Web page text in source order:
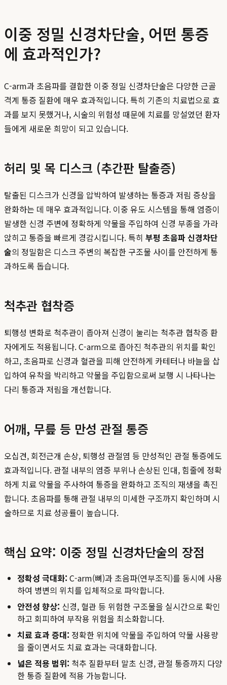
이중 정밀 신경차단술, 어떤 통증
에 효과적인가?
C-arm과 초음파를 결합한 이중 정밀 신경차단술은 다양한 근골
격계 통증 질환에 매우 효과적입니다. 특히 기존의 치료법으로 효
과를 보지 못했거나, 시술의 위험성 때문에 치료를 망설였던 환자
들에게 새로운 희망이 되고 있습니다.
허리 및 목 디스크 (추간판 탈출증)
탈출된 디스크가 신경을 압박하여 발생하는 통증과 저림 증상을
완화하는 데 매우 효과적입니다. 이중 유도 시스템을 통해 염증이
발생한 신경 주변에 정확하게 약물을 주입하여 신경 부종을 가라
앉히고 통증을 빠르게 경감시킵니다. 특히 부평 초음파 신경차단
술의 정밀함은 디스크 주변의 복잡한 구조물 사이를 안전하게 통
과하도록 돕습니다.
척추관 협착증
퇴행성 변화로 척추관이 좁아져 신경이 눌리는 척추관 협착증 환
자에게도 적용됩니다. C-arm으로 좁아진 척추관의 위치를 확인
하고, 초음파로 신경과 혈관을 피해 안전하게 카테터나 바늘을 삽
입하여 유착을 박리하고 약물을 주입함으로써 보행 시 나타나는
다리 통증과 저림을 개선합니다.
어깨, 무릎 등 만성 관절 통증
오십견, 회전근개 손상, 퇴행성 관절염 등 만성적인 관절 통증에도
효과적입니다. 관절 내부의 염증 부위나 손상된 인대, 힘줄에 정확
하게 치료 약물을 주사하여 통증을 완화하고 조직의 재생을 촉진
합니다. 초음파를 통해 관절 내부의 미세한 구조까지 확인하며 시
술하므로 치료 성공률이 높습니다.
핵심 요약: 이중 정밀 신경차단술의 장점
정확성 극대화: C-arm(뼈)과 초음파(연부조직)를 동시에 사용
하여 병변의 위치를 입체적으로 파악합니다.
안전성 향상: 신경, 혈관 등 위험한 구조물을 실시간으로 확인
하고 회피하여 부작용 위험을 최소화합니다.
치료 효과 증대: 정확한 위치에 약물을 주입하여 약물 사용량
을 줄이면서도 치료 효과는 극대화합니다.
넓은 적용 범위: 척추 질환부터 말초 신경, 관절 통증까지 다양
한 통증 질환에 적용 가능합니다.